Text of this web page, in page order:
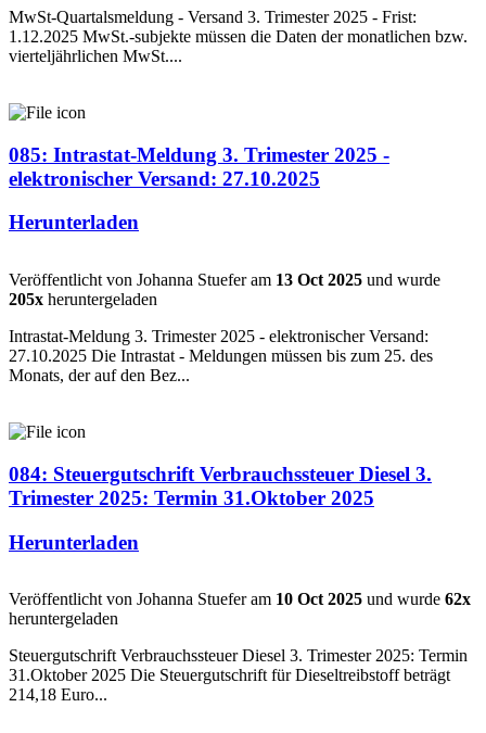
MwSt-Quartalsmeldung - Versand 3. Trimester 2025 - Frist:
1.12.2025 MwSt.-subjekte müssen die Daten der monatlichen bzw.
vierteljährlichen MwSt....
085: Intrastat-Meldung 3. Trimester 2025 -
elektronischer Versand: 27.10.2025
Herunterladen
Veröffentlicht von Johanna Stuefer am 13 Oct 2025 und wurde
205x heruntergeladen
Intrastat-Meldung 3. Trimester 2025 - elektronischer Versand:
27.10.2025 Die Intrastat - Meldungen müssen bis zum 25. des
Monats, der auf den Bez...
084: Steuergutschrift Verbrauchssteuer Diesel 3.
Trimester 2025: Termin 31.Oktober 2025
Herunterladen
Veröffentlicht von Johanna Stuefer am 10 Oct 2025 und wurde 62x
heruntergeladen
Steuergutschrift Verbrauchssteuer Diesel 3. Trimester 2025: Termin
31.Oktober 2025 Die Steuergutschrift für Dieseltreibstoff beträgt
214,18 Euro...